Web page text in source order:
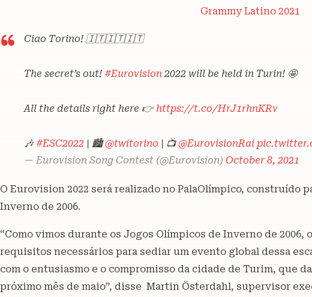
Grammy Latino 2021
Ciao Torino! 🇮🇹🇮🇹🇮🇹
The secret’s out! #Eurovision 2022 will be held in Turin! 🤩
All the details right here 👉 https://t.co/HrJ1rhnKRv
🎶#ESC2022 | 🏙@twitorino | 📺@EurovisionRai
— Eurovision Song Contest (@Eurovision) October 8, 2021
O Eurovision 2022 será realizado no PalaOlímpico, construído
Inverno de 2006.
“Como vimos durante os Jogos Olímpicos de Inverno de 2006,
requisitos necessários para sediar um evento global dessa
com o entusiasmo e o compromisso da cidade de Turim, que
próximo mês de maio”, disse Martin Österdahl, supervisor